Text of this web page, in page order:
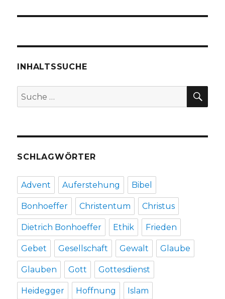
INHALTSSUCHE
Suche
nach:
SCHLAGWÖRTER
Advent Auferstehung Bibel
Bonhoeffer Christentum Christus
Dietrich Bonhoeffer Ethik Frieden
Gebet Gesellschaft Gewalt Glaube
Glauben Gott Gottesdienst
Heidegger Hoffnung Islam